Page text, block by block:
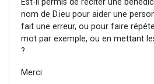
Est-il permis de réciter une
nom de D.ieu pour aider une
fait une erreur, ou pour faire
mot par exemple, ou en mettant
?
Merci.